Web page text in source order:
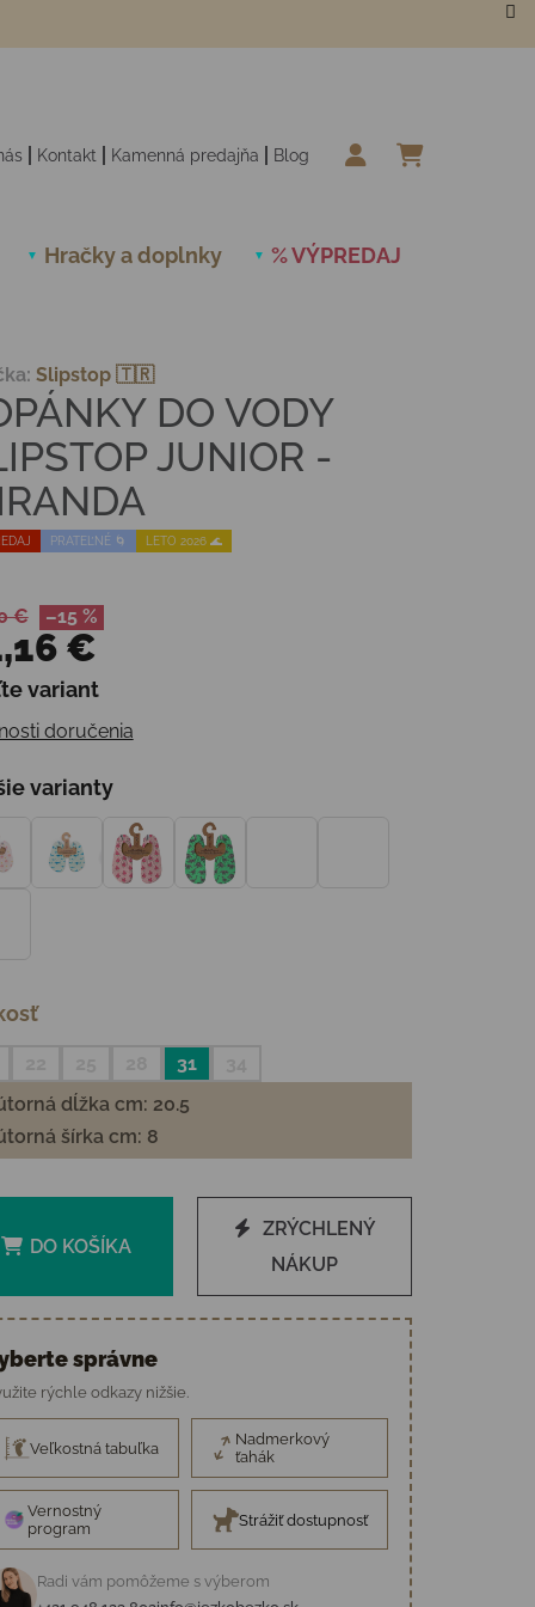
Kontakt Kamenná predajňa Blog
Hračky a doplnky % VÝPREDAJ
PRATEĽNÉ 🌀 LETO 2026 🌊
DO VODY
JUNIOR -
Slipstop 🇹🇷
€ –15 %
€
cena:
variant
doručenia
varianty
31
dĺžka cm: 20.5
šírka cm: 8
DO KOŠÍKA
ZRÝCHLENÝ
NÁKUP
správne
rýchle odkazy nižšie.
Veľkostná tabuľka
Nadmerkový
ťahák
Vernostný
program
Strážiť dostupnosť
Radi vám pomôžeme s výberom